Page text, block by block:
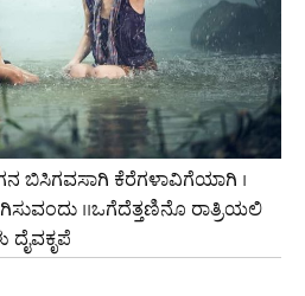
ಬಿಸಿಗವಸಾಗಿ ಕೆರೆಗಳಾವಿಗೆಯಾಗಿ ।
।।ಒಗೆದೆತ್ತಣಿನೊ ರಾತ್ರಿಯಲಿ